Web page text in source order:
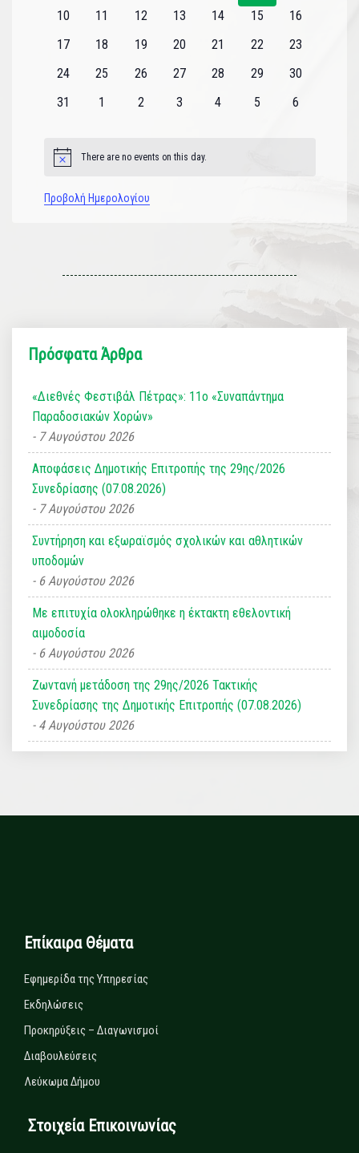
εκδηλώσειςεκδηλώσειςεκδηλώσεις
0
10
0
11
0
12
0
13
0
14
0
15
0
16
0
17
0
18
0
19
0
20
0
21
0
22
0
23
0
24
0
25
0
26
0
27
0
28
0
29
0
30
0
31
0
1
0
2
0
3
0
4
0
5
0
6
Notice There are no events on this day.
Προβολή Ημερολογίου
Πρόσφατα Άρθρα
«Διεθνές Φεστιβάλ Πέτρας»: 11ο «Συναπάντημα
Παραδοσιακών Χορών»
7 Αυγούστου 2026
Αποφάσεις Δημοτικής Επιτροπής της 29ης/2026
Συνεδρίασης (07.08.2026)
7 Αυγούστου 2026
Συντήρηση και εξωραϊσμός σχολικών και αθλητικών
υποδομών
6 Αυγούστου 2026
Με επιτυχία ολοκληρώθηκε η έκτακτη εθελοντική
αιμοδοσία
6 Αυγούστου 2026
Ζωντανή μετάδοση της 29ης/2026 Τακτικής
Συνεδρίασης της Δημοτικής Επιτροπής (07.08.2026)
4 Αυγούστου 2026
Επίκαιρα Θέματα
Εφημερίδα της Υπηρεσίας
Εκδηλώσεις
Προκηρύξεις – Διαγωνισμοί
Διαβουλεύσεις
Λεύκωμα Δήμου
Στοιχεία Επικοινωνίας